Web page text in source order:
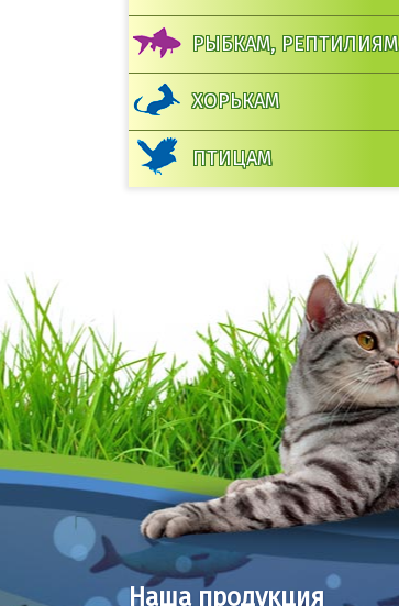
РЫБКАМ, РЕПТИЛИЯМ
ХОРЬКАМ
ПТИЦАМ
Наша продукция